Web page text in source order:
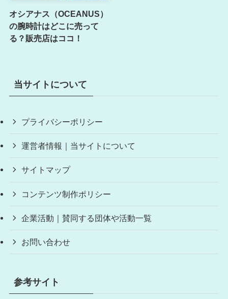
オシアナス（OCEANUS）
の腕時計はどこに売って
る？販売店はココ！
当サイトについて
プライバシーポリシー
運営者情報｜当サイトについて
サイトマップ
コンテンツ制作ポリシー
企業活動｜賛同する団体や活動一覧
お問い合わせ
参考サイト